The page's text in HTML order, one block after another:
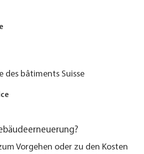
des bâtiments Suisse
Vorgehen oder zu den Kosten